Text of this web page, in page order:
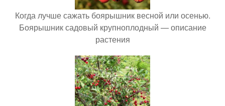
Когда лучше сажать боярышник весной или осенью.
Боярышник садовый крупноплодный — описание
растения